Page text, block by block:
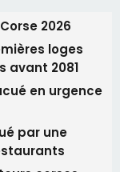
vendeur de
recevez par
sélection de